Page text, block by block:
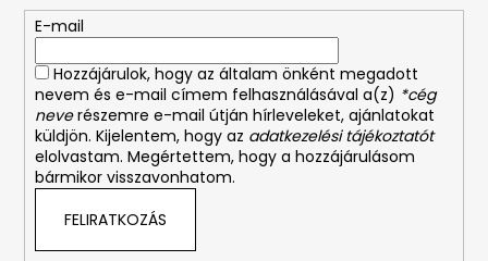
E-mail
Hozzájárulok, hogy az általam önként megadott
nevem és e-mail címem felhasználásával a(z) *cég
neverészemre e-mail útján hírleveleket, ajánlatokat
küldjön. Kijelentem, hogy az adatkezelési tájékoztatót
elolvastam. Megértettem, hogy a hozzájárulásom
bármikor visszavonhatom.
FELIRATKOZÁS